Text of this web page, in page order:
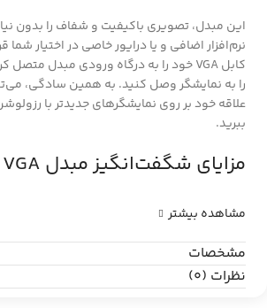
این مبدل، تصویری باکیفیت و شفاف را بدون
نرم‌افزار اضافی و یا درایور خاصی در اختیار
را به نمایشگر وصل کنید. به همین سادگی،
علاقه خود بر روی نمایشگرهای جدیدتر با
ببرید.
مزایای شگفت‌انگیز مبدل VGA به HDMI:
مشاهده بیشتر
مشخصات
نظرات (0)